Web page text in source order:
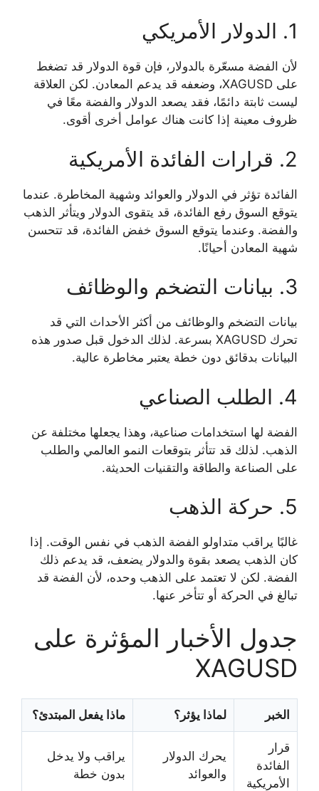
1. الدولار الأمريكي
لأن الفضة مسعّرة بالدولار، فإن قوة الدولار قد تضغط
على XAGUSD، وضعفه قد يدعم المعادن. لكن العلاقة
ليست ثابتة دائمًا، فقد يصعد الدولار والفضة معًا في
ظروف معينة إذا كانت هناك عوامل أخرى أقوى.
2. قرارات الفائدة الأمريكية
الفائدة تؤثر في الدولار والعوائد وشهية المخاطرة. عندما
يتوقع السوق رفع الفائدة، قد يتقوى الدولار ويتأثر الذهب
والفضة. وعندما يتوقع السوق خفض الفائدة، قد تتحسن
شهية المعادن أحيانًا.
3. بيانات التضخم والوظائف
بيانات التضخم والوظائف من أكثر الأحداث التي قد
تحرك XAGUSD بسرعة. لذلك الدخول قبل صدور هذه
البيانات بدقائق دون خطة يعتبر مخاطرة عالية.
4. الطلب الصناعي
الفضة لها استخدامات صناعية، وهذا يجعلها مختلفة عن
الذهب. لذلك قد تتأثر بتوقعات النمو العالمي والطلب
على الصناعة والطاقة والتقنيات الحديثة.
5. حركة الذهب
غالبًا يراقب متداولو الفضة الذهب في نفس الوقت. إذا
كان الذهب يصعد بقوة والدولار يضعف، قد يدعم ذلك
الفضة. لكن لا تعتمد على الذهب وحده، لأن الفضة قد
تبالغ في الحركة أو تتأخر عنها.
جدول الأخبار المؤثرة على
XAGUSD
الخبر لماذا يؤثر؟ ماذا يفعل المبتدئ؟
قرار
الفائدة
الأمريكية
يحرك الدولار
والعوائد
يراقب ولا يدخل
بدون خطة